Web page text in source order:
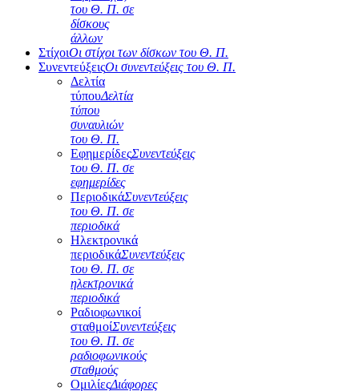
του Θ. Π. σε
δίσκους
άλλων
ΣτίχοιΟι στίχοι των δίσκων του Θ. Π.
ΣυνεντεύξειςΟι συνεντεύξεις του Θ. Π.
Δελτία
τύπουΔελτία
τύπου
συναυλιών
του Θ. Π.
ΕφημερίδεςΣυνεντεύξεις
του Θ. Π. σε
εφημερίδες
ΠεριοδικάΣυνεντεύξεις
του Θ. Π. σε
περιοδικά
Ηλεκτρονικά
περιοδικάΣυνεντεύξεις
του Θ. Π. σε
ηλεκτρονικά
περιοδικά
Ραδιοφωνικοί
σταθμοίΣυνεντεύξεις
του Θ. Π. σε
ραδιοφωνικούς
σταθμούς
ΟμιλίεςΔιάφορες